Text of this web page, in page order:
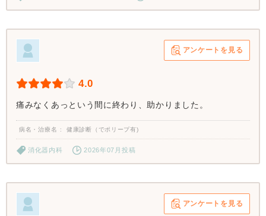
アンケートを見る
4.0
痛みなくあっという間に終わり、助かりました。
病名・治療名 健康診断（でポリープ有)
消化器内科 2026年07月投稿
アンケートを見る